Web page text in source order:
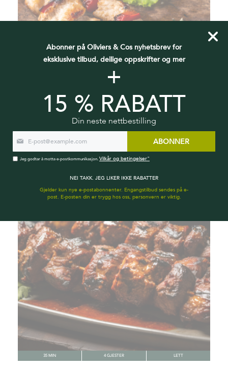
Abonner på Oliviers & Cos nyhetsbrev for
eksklusive tilbud, deilige oppskrifter og mer
+
15 % RABATT
Din neste nettbestilling
ABONNER
Jeg godtar å motta e-postkommunikasjon.Vilkår og betingelser"
NEI TAKK. JEG LIKER IKKE RABATTER
Gjelder kun nye e-postabonnenter. Engangstilbud sendes på e-
post. E-posten din er trygg hos oss, personvern er viktig.
35 MIN 4 GJESTER LETT
MARINERTE KYLLINGSPYD
35 MIN 4 GJESTER LETT